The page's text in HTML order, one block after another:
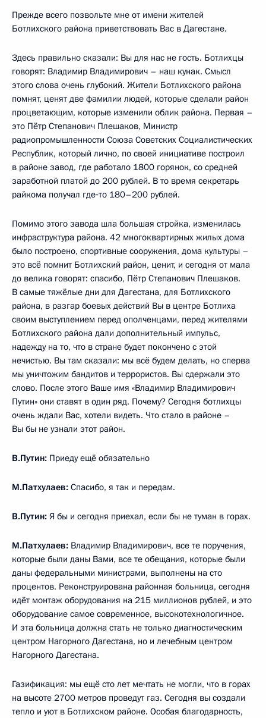
Прежде всего позвольте мне от имени жителей
Ботлихского района приветствовать Вас в Дагестане.
Здесь правильно сказали: Вы для нас не гость. Ботлихцы
говорят: Владимир Владимирович – наш кунак. Смысл
этого слова очень глубокий. Жители Ботлихского района
помнят, ценят две фамилии людей, которые сделали район
процветающим, которые изменили облик района. Первая –
это Пётр Степанович Плешаков, Министр
радиопромышленности Союза Советских Социалистических
Республик, который лично, по своей инициативе построил
в районе завод, где работало 1800 горянок, со средней
заработной платой до 200 рублей. В то время секретарь
райкома получал где‑то 180–200 рублей.
Помимо этого завода шла большая стройка, изменилась
инфраструктура района. 42 многоквартирных жилых дома
было построено, спортивные сооружения, дома культуры –
это всё помнит Ботлихский район, ценит, и сегодня от мала
до велика говорят: спасибо, Пётр Степанович Плешаков.
В самые тяжёлые дни для Дагестана, для Ботлихского
района, в разгар боевых действий Вы в центре Ботлиха
своим выступлением перед ополченцами, перед жителями
Ботлихского района дали дополнительный импульс,
надежду на то, что в стране будет покончено с этой
нечистью. Вы там сказали: мы всё будем делать, но сперва
мы уничтожим бандитов и террористов. Вы сдержали это
слово. После этого Ваше имя «Владимир Владимирович
Путин» они ставят в один ряд. Почему? Сегодня ботлихцы
очень ждали Вас, хотели видеть. Что стало в районе –
Вы бы не узнали этот район.
В.Путин: Приеду ещё обязательно
М.Патхулаев: Спасибо, я так и передам.
В.Путин: Я бы и сегодня приехал, если бы не туман в горах.
М.Патхулаев: Владимир Владимирович, все те поручения,
которые были даны Вами, все те обещания, которые были
даны федеральными министрами, выполнены на сто
процентов. Реконструирована районная больница, сегодня
идёт монтаж оборудования на 215 миллионов рублей, и это
оборудование самое современное, высокотехнологичное.
И эта больница должна стать не только диагностическим
центром Нагорного Дагестана, но и лечебным центром
Нагорного Дагестана.
Газификация: мы ещё сто лет мечтать не могли, что в горах
на высоте 2700 метров проведут газ. Сегодня вы создали
тепло и уют в Ботлихском районе. Особая благодарность,